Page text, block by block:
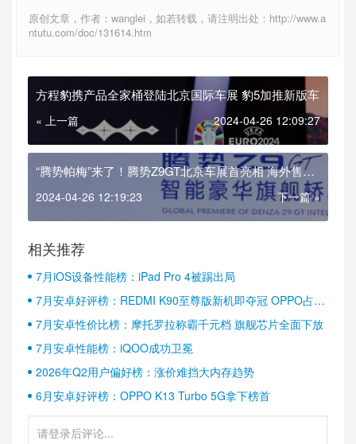
原创文章，作者：wanglei，如若转载，请注明出处：http://www.a
ntutu.com/doc/131614.htm
方程豹携产品全家桶登陆北京国际车展 豹5加推新版车
« 上一篇 2024-04-26 12:09:27
“腾势帕梅”来了！腾势Z9GT北京车展首亮相 海外售价
2024-04-26 12:19:23 下一篇 »
相关推荐
7月iOS设备性能榜：iPad Pro 4被踢出局
7月安卓好评榜：REDMI K90至尊版新机即夺冠 OPPO占据
半壁江山
7月安卓性价比榜：摩托罗拉称霸千元档 旗舰芯片全面下放
7月安卓性能榜：iQOO成功卫冕
2026年Q2用户偏好榜：涨价难挡大内存趋势
6月安卓好评榜：OPPO K13 Turbo 5G拿下榜首